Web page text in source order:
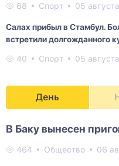
68 Спорт 05
Салах прибыл в Стамбул.
встретили долгожданного
40 Спорт 05
День
В Баку вынесен
464 Общество 06